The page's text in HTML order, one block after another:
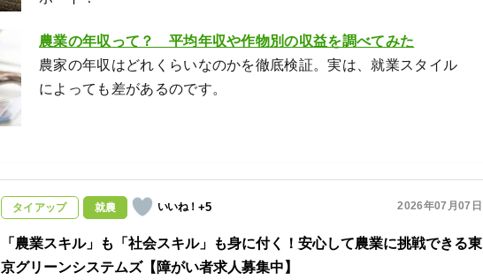
農業の年収って？ 平均年収や作物別の収益を調べてみた
農家の年収はどれくらいなのかを徹底検証。実は、就業スタイル
によっても差があるのです。
タイアップ 就農 +5 2026年07月07日
「農業スキル」も「社会スキル」も身に付く！安心して農業に挑戦できる東
京グリーンシステムズ【障がい者求人募集中】